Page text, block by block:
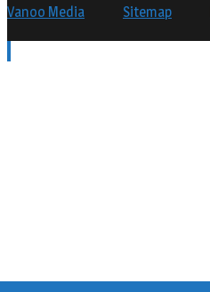
Vanoo Media
Sitemap